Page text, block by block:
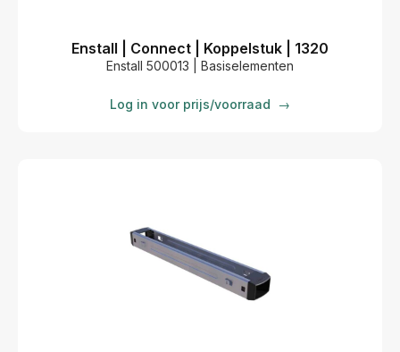
Enstall | Connect | Koppelstuk | 1320
Enstall 500013 | Basiselementen
Log in voor prijs/voorraad →